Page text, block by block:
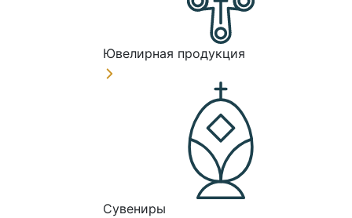
Ювелирная продукция
Сувениры